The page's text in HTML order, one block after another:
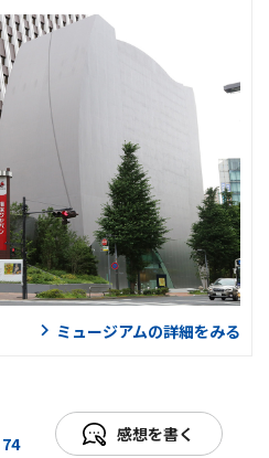
ミュージアムの詳細をみる
74 感想を書く